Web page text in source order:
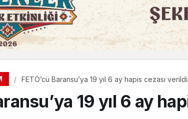
FETÖ’cü Baransu’ya 19 yıl 6 ay hapis cezası verildi
19 yıl 6 ay